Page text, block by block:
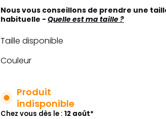
Nous vous conseillons de prendre une
habituelle -Quelle est ma taille ?
Taille disponible
Couleur
Produit
indisponible
Chez vous dès le :12 août*